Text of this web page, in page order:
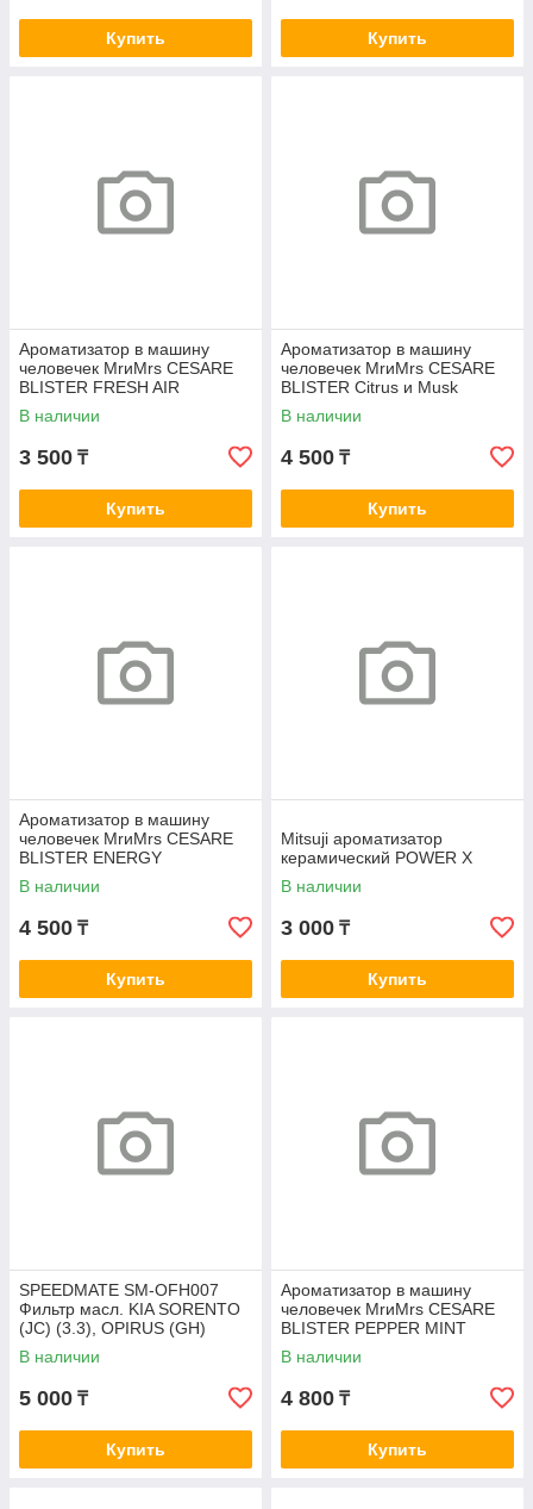
Купить Купить
Ароматизатор в машину
человечек MrиMrs CESARE
BLISTER FRESH AIR
В наличии
3 500 ₸
Купить
Ароматизатор в машину
человечек MrиMrs CESARE
BLISTER Citrus и Musk
В наличии
4 500 ₸
Купить
Ароматизатор в машину
человечек MrиMrs CESARE
BLISTER ENERGY
В наличии
4 500 ₸
Купить
Mitsuji ароматизатор
керамический POWER X
В наличии
3 000 ₸
Купить
SPEEDMATE SM-OFH007
Фильтр масл. KIA SORENTO
(JC) (3.3), OPIRUS (GH)
(3.8)/HYUNDAI SONATA NF,
GRANDEUR (TG)
В наличии
5 000 ₸
Купить
Ароматизатор в машину
человечек MrиMrs CESARE
BLISTER PEPPER MINT
В наличии
4 800 ₸
Купить